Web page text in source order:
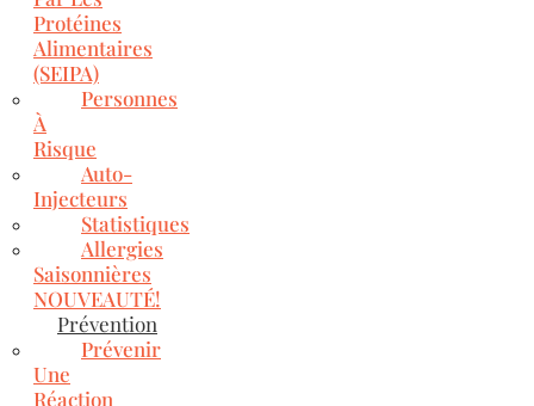
Protéines
Alimentaires
(SEIPA)
Personnes
À
Risque
Auto-
Injecteurs
Statistiques
Allergies
Saisonnières
NOUVEAUTÉ!
Prévention
Prévenir
Une
Réaction